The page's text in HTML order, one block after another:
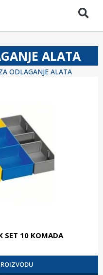
ALATA
ODLAGANJE ALATA
SET 10 KOMADA